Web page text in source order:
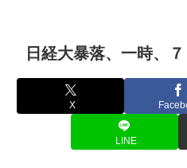
日経大暴落、一時、
X
LINE